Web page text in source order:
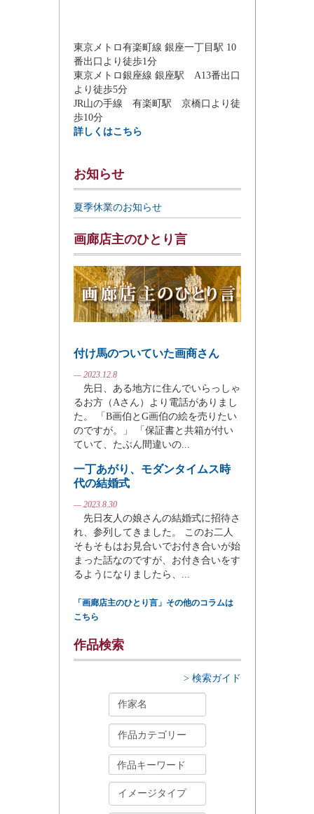
東京メトロ有楽町線 銀座一丁目駅 10
番出口より徒歩1分
東京メトロ銀座線 銀座駅 A13番出口
より徒歩5分
JR山の手線 有楽町駅 京橋口より徒
歩10分
詳しくはこちら
お知らせ
夏季休業のお知らせ
画廊店主のひとり言
付け馬のついていた画商さん
— 2023.12.8
先日、ある地方に住んでいらっしゃ
るお方（Aさん）より電話がありまし
た。 「B画伯とG画伯の絵を売りたい
のですが。」 「保証書と共箱が付い
ていて、たぶん間違いの...
一丁あがり、モダンタイムス時
代の結婚式
— 2023.8.30
先日友人の娘さんの結婚式に招待さ
れ、参列してきました。 このお二人
そもそもはお見合いでお付き合いが始
まった話なのですが、お付き合いをす
るようになりましたら、...
「画廊店主のひとり言」その他のコラムは
こちら
作品検索
> 検索ガイド